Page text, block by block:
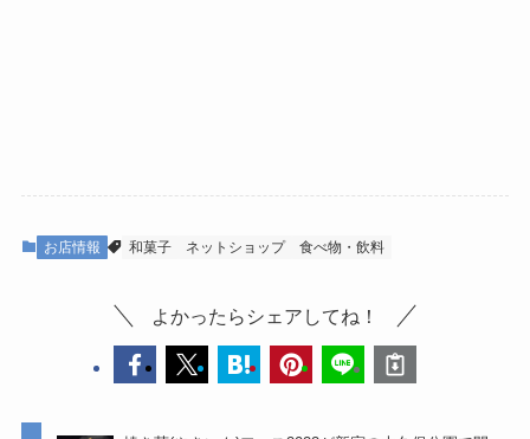
お店情報 和菓子 ネットショップ 食べ物・飲料
よかったらシェアしてね！